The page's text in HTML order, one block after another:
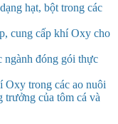
hạt, bột trong các
cung cấp khí Oxy cho
ngành đóng gói thực
Oxy trong các ao nuôi
trưởng của tôm cá và